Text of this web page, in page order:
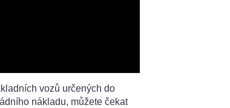
vozů určených do
nákladu, můžete čekat